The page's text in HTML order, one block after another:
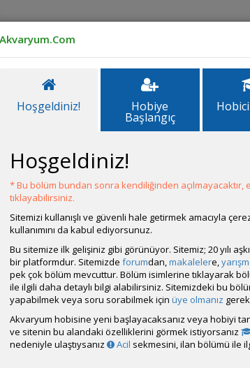
İlanlar
Dikkat Edilmesi Gerekenler
Edilmesi Gerekenler
03 Eylül 2014 13:53
yılları arasında yazdığım makaleleri güncellemeye
ile bağlantılı konuları ayrı ayrı ve çok daha
eski makaleyi okumak isterseniztıklayın.
İndeks
alırken dikkat edilmesi gerekenler [Şu anda
balık eklemek ve alıştırma yöntemleri
Akvaryum.Com
Hoşgeldiniz! Hobiye
Başlangıç
Hoşgeldiniz!
* Bu bölüm bundan sonra kendiliğinden
tıklayabilirsiniz.
Sitemizi kullanışlı ve güvenli hale getirmek amacıyla
kullanımını da kabul ediyorsunuz.
Bu sitemize ilk gelişiniz gibi görünüyor. Sitemiz; 20 yılı
bir platformdur. Sitemizde forumdan,makalelere,
pek çok bölüm mevcuttur. Bölüm isimlerine tıklayarak
ile ilgili daha detaylı bilgi alabilirsiniz. Sitemizdeki bu
yapabilmek veya soru sorabilmek için üye olmanız
Akvaryum hobisine yeni başlayacaksanız veya hobiyi
ve sitenin bu alandaki özelliklerini görmek istiyorsanız
nedeniyle ulaştıysanız
Acil sekmesini, ilan bölümü ile